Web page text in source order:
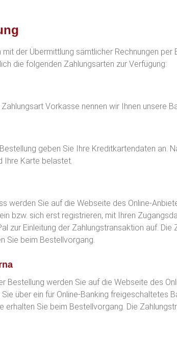
mit der Übermittlung sämtlicher Rechnungen
die folgenden Zahlungsarten zur Verfügung:
Vorkasse nennen wir Ihnen unsere
geben Sie Ihre Kreditkartendaten an.
Ihre Karte belastet.
werden Sie auf die Webseite des Online-
bzw. sich erst registrieren, mit Ihren
zur Einleitung der Zahlungstransaktion auf.
Sie beim Bestellvorgang.
Bestellung werden Sie auf die Webseite des
Sie über ein für Online-Banking freigeschaltetes
erhalten Sie beim Bestellvorgang. Die